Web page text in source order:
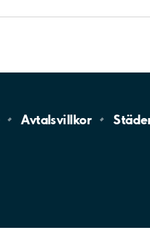
Avtalsvillkor